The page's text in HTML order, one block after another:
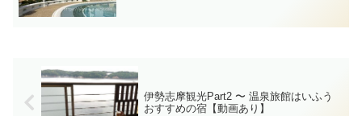
伊勢志摩観光Part2 〜 温泉旅館はいふう
おすすめの宿【動画あり】